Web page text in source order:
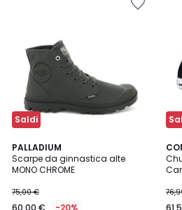
Saldi
PALLADIUM
Scarpe da ginnastica alte
MONO CHROME
75,00 €
60,00 € -20%
4,7
/ 5
4
Colori
5
/
5